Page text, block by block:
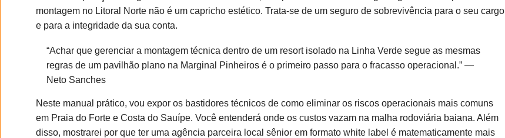
montagem no Litoral Norte não é um capricho estético. Trata-se de um seguro de sobrevivência para o seu cargo
e para a integridade da sua conta.
“Achar que gerenciar a montagem técnica dentro de um resort isolado na Linha Verde segue as mesmas
regras de um pavilhão plano na Marginal Pinheiros é o primeiro passo para o fracasso operacional.” —
Neto Sanches
Neste manual prático, vou expor os bastidores técnicos de como eliminar os riscos operacionais mais comuns
em Praia do Forte e Costa do Sauípe. Você entenderá onde os custos vazam na malha rodoviária baiana. Além
disso, mostrarei por que ter uma agência parceira local sênior em formato white label é matematicamente mais